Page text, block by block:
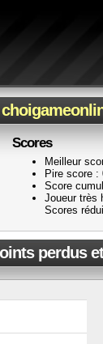
Scores
Meilleur
Pire score :
Score
Joueur très
Scores
perdus